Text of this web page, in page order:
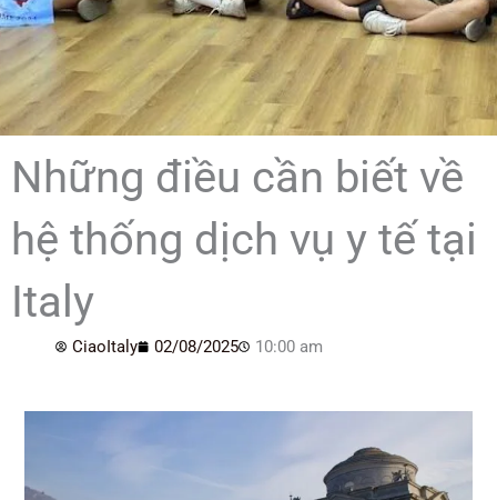
Những điều cần biết về
hệ thống dịch vụ y tế tại
Italy
CiaoItaly 02/08/2025 10:00 am